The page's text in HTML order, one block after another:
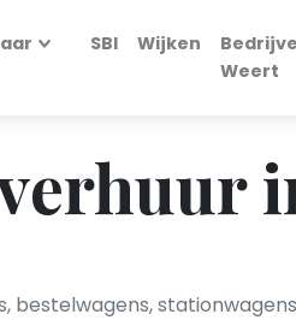
SBI Wijken
Weert